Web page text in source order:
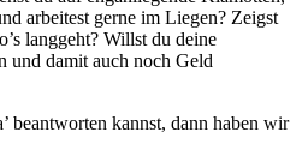
arbeitest gerne im Liegen? Zeigst
langgeht? Willst du deine
und damit auch noch Geld
beantworten kannst, dann haben wir